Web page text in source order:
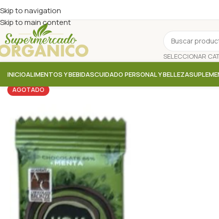
Skip to navigation
Skip to main content
INICIOALIMENTOS Y BEBIDASCUIDADO PERSONAL Y BELLEZA
AGOTADO